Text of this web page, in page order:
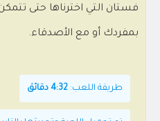
فستان التي اخترناها حتى
بمفردك أو مع الأصدقاء.
طريقة اللعب: 4:32 دقائق